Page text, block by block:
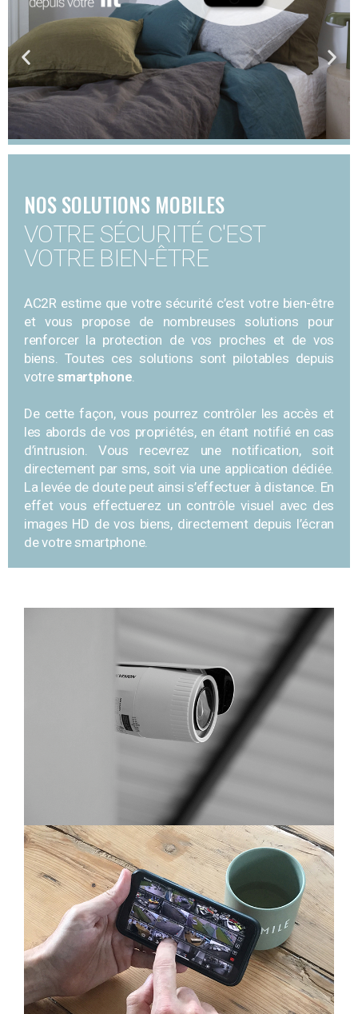
NOS SOLUTIONS MOBILES
VOTRE SÉCURITÉ C'EST
VOTRE BIEN-ÊTRE
AC2Restime que votre sécurité c’est votre bien-être
et vous propose de nombreuses solutions pour
renforcer la protection de vos proches et de vos
biens. Toutes ces solutions sont pilotables depuis
votre smartphone.
De cette façon, vous pourrez contrôler les accès et
les abords de vos propriétés, en étant notifié en cas
d’intrusion. Vous recevrez une notification, soit
directement par sms, soit via une application dédiée.
La levée de doutepeut ainsi s’effectuer à distance. En
effet vous effectuerez un contrôle visuel avec des
images HD de vos biens, directement depuis l’écran
de votre smartphone.